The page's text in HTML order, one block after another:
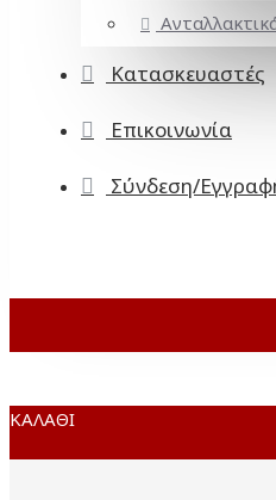
Κατασκευαστές
Επικοινωνία
Σύνδεση/
ΚΑΛΆΘΙ